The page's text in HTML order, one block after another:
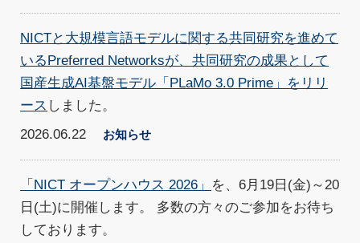
NICTと大規模言語モデルに関する共同研究を進めて
いるPreferred Networksが、共同研究の成果として
国産生成AI基盤モデル「PLaMo 3.0 Prime」をリリ
ース しました。
2026.06.22
お知らせ
「NICT オープンハウス 2026」
を、6月19日(金)～20
日(土)に開催します。 多数の方々のご参加をお待ち
しております。